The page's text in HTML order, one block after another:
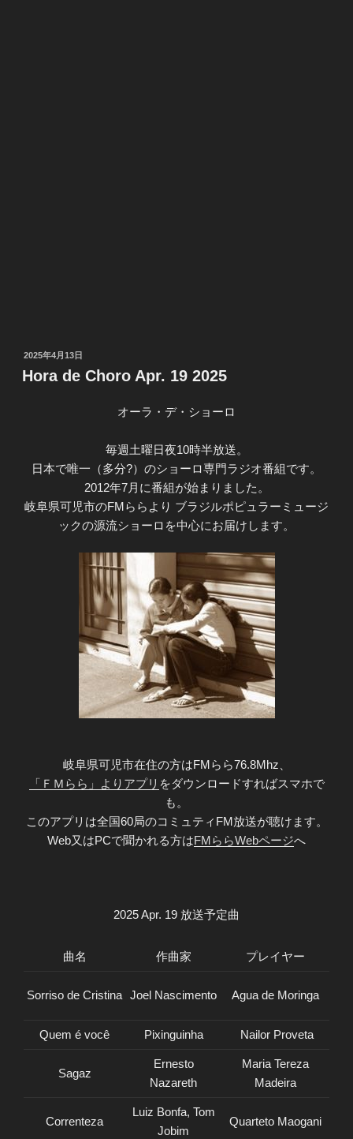
投
稿
日:
2025年4月13日
Hora de Choro Apr. 19 2025
オーラ・デ・ショーロ
毎週土曜日夜10時半放送。
日本で唯一（多分?）のショーロ専門ラジオ番組です。
2012年7月に番組が始まりました。
岐阜県可児市のFMららより ブラジルポピュラーミュージ
ックの源流ショーロを中心にお届けします。
岐阜県可児市在住の方はFMらら76.8Mhz、
「ＦＭらら」よりアプリ をダウンロードすればスマホで
も。
このアプリは全国60局のコミュティFM放送が聴けます。
Web又はPCで聞かれる方はFMららWebページへ
2025 Apr. 19 放送予定曲
曲名 作曲家 プレイヤー
Sorriso de Cristina Joel Nascimento Agua de Moringa
Quem é você Pixinguinha Nailor Proveta
Sagaz
Ernesto
Nazareth
Maria Tereza
Madeira
Correnteza
Luiz Bonfa, Tom
Jobim
Quarteto Maogani